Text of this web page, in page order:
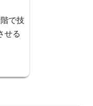
で技
せる